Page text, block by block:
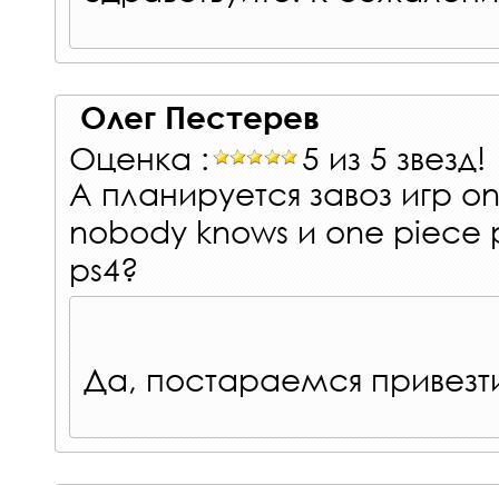
Олег Пестерев
Оценка :
5 из 5 звезд!
А планируется завоз игр
nobody knows и one piece
ps4?
Да, постараемся